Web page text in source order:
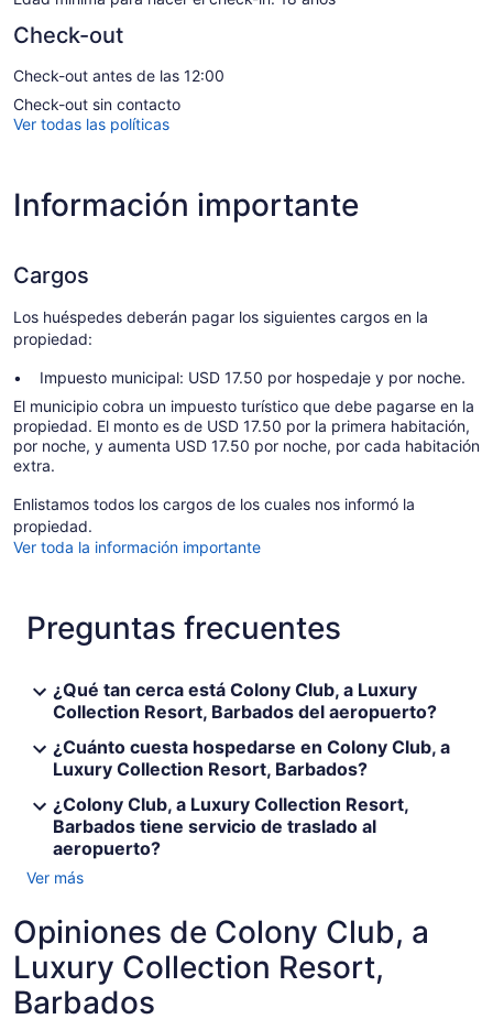
Check-out
Check-out antes de las 12:00
Check-out sin contacto
Ver todas las políticas
Información importante
Cargos
Los huéspedes deberán pagar los siguientes cargos en la
propiedad:
Impuesto municipal: USD 17.50 por hospedaje y por noche.
El municipio cobra un impuesto turístico que debe pagarse en la
propiedad. El monto es de USD 17.50 por la primera habitación,
por noche, y aumenta USD 17.50 por noche, por cada habitación
extra.
Enlistamos todos los cargos de los cuales nos informó la
propiedad.
Ver toda la información importante
Preguntas frecuentes
¿Qué tan cerca está Colony Club, a Luxury
Collection Resort, Barbados del aeropuerto?
¿Cuánto cuesta hospedarse en Colony Club, a
Luxury Collection Resort, Barbados?
¿Colony Club, a Luxury Collection Resort,
Barbados tiene servicio de traslado al
aeropuerto?
Ver más
Opiniones de Colony Club, a
Luxury Collection Resort,
Barbados